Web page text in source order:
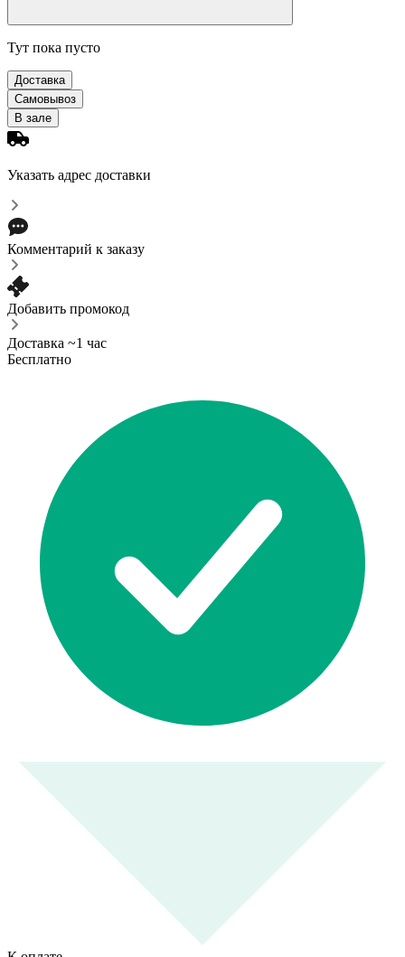
Тут пока пусто
Доставка
Самовывоз
В зале
Указать адрес доставки
Комментарий к заказу
Добавить промокод
Доставка ~1 час
Бесплатно